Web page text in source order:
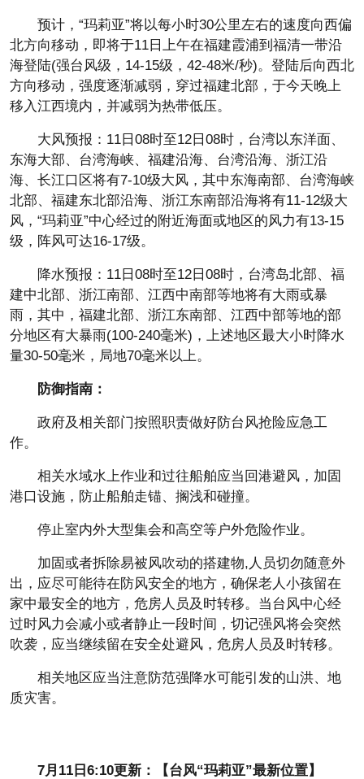
预计，“玛莉亚”将以每小时30公里左右的速度向西偏
北方向移动，即将于11日上午在福建霞浦到福清一带沿
海登陆(强台风级，14-15级，42-48米/秒)。登陆后向西北
方向移动，强度逐渐减弱，穿过福建北部，于今天晚上
移入江西境内，并减弱为热带低压。
大风预报：11日08时至12日08时，台湾以东洋面、
东海大部、台湾海峡、福建沿海、台湾沿海、浙江沿
海、长江口区将有7-10级大风，其中东海南部、台湾海峡
北部、福建东北部沿海、浙江东南部沿海将有11-12级大
风，“玛莉亚”中心经过的附近海面或地区的风力有13-15
级，阵风可达16-17级。
降水预报：11日08时至12日08时，台湾岛北部、福
建中北部、浙江南部、江西中南部等地将有大雨或暴
雨，其中，福建北部、浙江东南部、江西中部等地的部
分地区有大暴雨(100-240毫米)，上述地区最大小时降水
量30-50毫米，局地70毫米以上。
防御指南：
政府及相关部门按照职责做好防台风抢险应急工
作。
相关水域水上作业和过往船舶应当回港避风，加固
港口设施，防止船舶走锚、搁浅和碰撞。
停止室内外大型集会和高空等户外危险作业。
加固或者拆除易被风吹动的搭建物,人员切勿随意外
出，应尽可能待在防风安全的地方，确保老人小孩留在
家中最安全的地方，危房人员及时转移。当台风中心经
过时风力会减小或者静止一段时间，切记强风将会突然
吹袭，应当继续留在安全处避风，危房人员及时转移。
相关地区应当注意防范强降水可能引发的山洪、地
质灾害。
7月11日6:10更新：【台风“玛莉亚”最新位置】